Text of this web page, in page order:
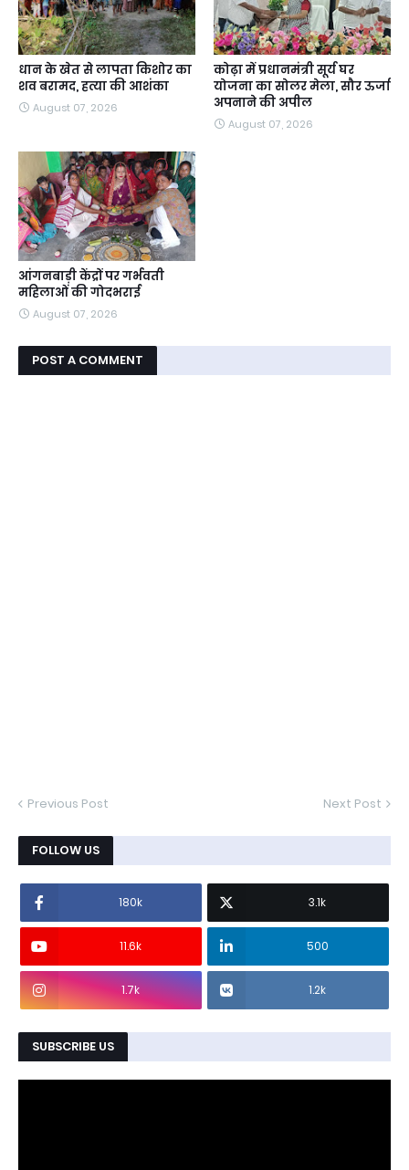
धान के खेत से लापता किशोर का
शव बरामद, हत्या की आशंका
August 07, 2026
कोढ़ा में प्रधानमंत्री सूर्य घर
योजना का सोलर मेला, सौर ऊर्जा
अपनाने की अपील
August 07, 2026
आंगनबाड़ी केंद्रों पर गर्भवती
महिलाओं की गोदभराई
August 07, 2026
POST A COMMENT
Previous Post Next Post
FOLLOW US
180k 3.1k
11.6k 500
1.7k 1.2k
SUBSCRIBE US